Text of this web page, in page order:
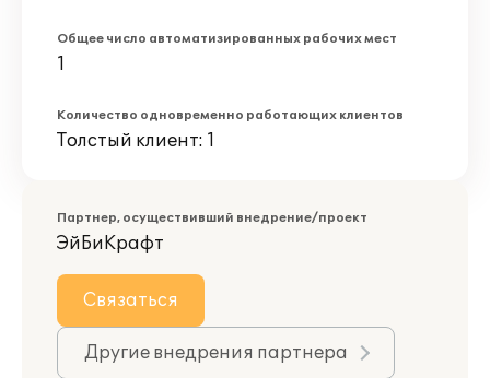
Общее число автоматизированных рабочих мест
1
Количество одновременно работающих клиентов
Толстый клиент: 1
Партнер, осуществивший внедрение/проект
ЭйБиКрафт
Связаться
Другие внедрения партнера